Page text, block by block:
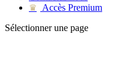
♛
Accès Premium
Sélectionner une page